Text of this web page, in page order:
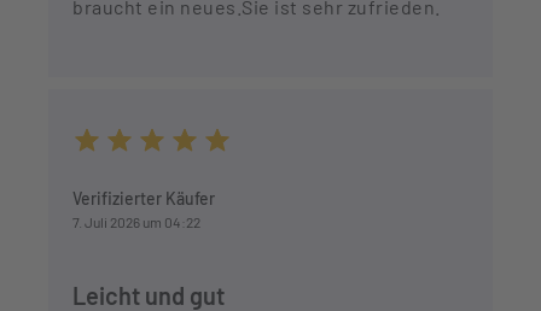
braucht ein neues.Sie ist sehr zufrieden.
Verifizierter Käufer
7. Juli 2026 um 04:22
Leicht und gut